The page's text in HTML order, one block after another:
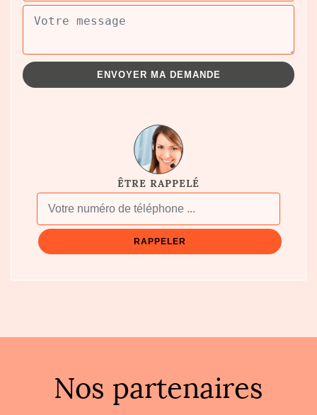
ÊTRE RAPPELÉ
Nos partenaires